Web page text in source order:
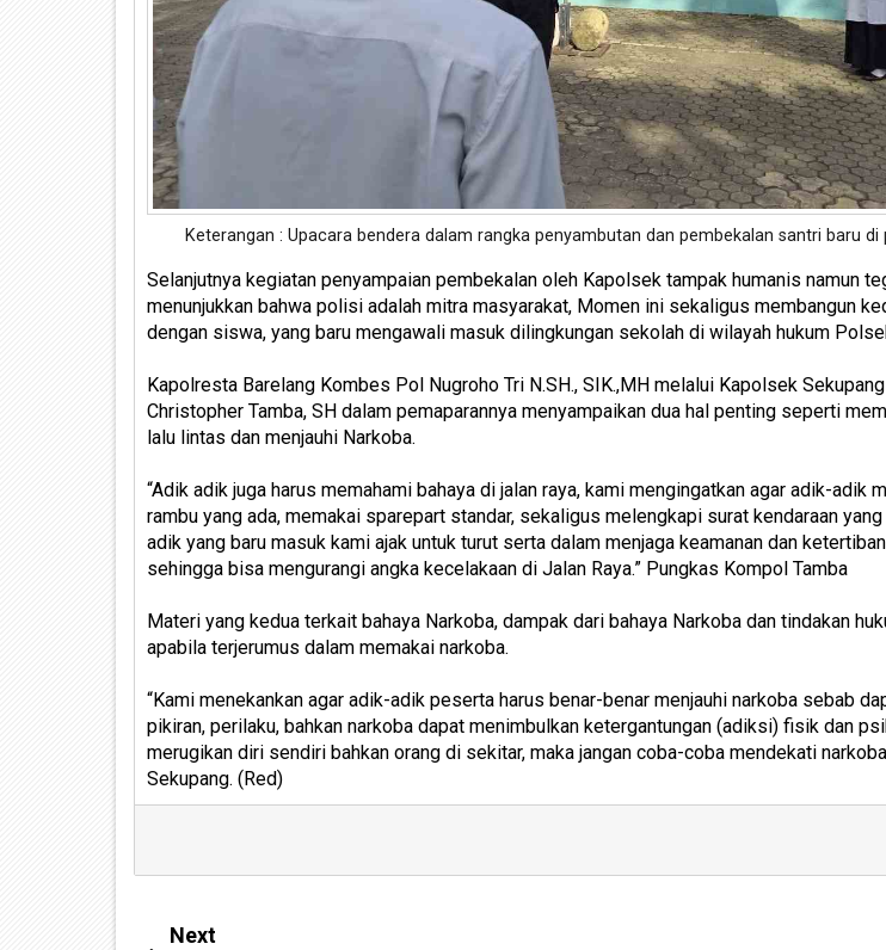
Keterangan : Upacara bendera dalam rangka penyambutan dan pembekalan santri baru di
Selanjutnya kegiatan penyampaian pembekalan oleh Kapolsek tampak humanis namun
menunjukkan bahwa polisi adalah mitra masyarakat, Momen ini sekaligus membangun
dengan siswa, yang baru mengawali masuk dilingkungan sekolah di wilayah hukum
Kapolresta Barelang Kombes Pol Nugroho Tri N.SH., SIK.,MH melalui Kapolsek
Christopher Tamba, SH dalam pemaparannya menyampaikan dua hal penting seperti
lalu lintas dan menjauhi Narkoba.
“Adik adik juga harus memahami bahaya di jalan raya, kami mengingatkan agar adik-adik
rambu yang ada, memakai sparepart standar, sekaligus melengkapi surat kendaraan
adik yang baru masuk kami ajak untuk turut serta dalam menjaga keamanan dan
sehingga bisa mengurangi angka kecelakaan di Jalan Raya.” Pungkas Kompol Tamba
Materi yang kedua terkait bahaya Narkoba, dampak dari bahaya Narkoba dan tindakan
apabila terjerumus dalam memakai narkoba.
“Kami menekankan agar adik-adik peserta harus benar-benar menjauhi narkoba sebab
pikiran, perilaku, bahkan narkoba dapat menimbulkan ketergantungan (adiksi) fisik dan
merugikan diri sendiri bahkan orang di sekitar, maka jangan coba-coba mendekati
Sekupang. (Red)
Next